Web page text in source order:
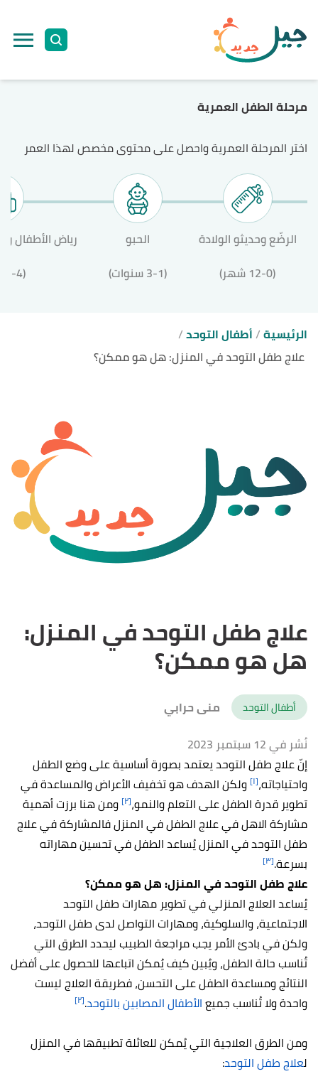
مرحلة الطفل العمرية
اختر المرحلة العمرية واحصل على محتوى مخصص لهذا العمر
الرضّع وحديثو الولادة
(12-0 شهر)
الحبو
(3-1 سنوات)
رياض الأطفال
(12-4 سنة)
الرئيسية أطفال التوحد
علاج طفل التوحد في المنزل: هل هو ممكن؟
علاج طفل التوحد في المنزل:
هل هو ممكن؟
أطفال التوحد
منى حرابي
نُشر في 12 سبتمبر 2023
إنّ علاج طفل التوحد يعتمد بصورة أساسية على وضع الطفل
واحتياجاته،[١] ولكن الهدف هو تخفيف الأعراض والمساعدة في
تطوير قدرة الطفل على التعلم والنمو،[٢]
ومن هنا برزت أهمية
مشاركة الاهل في علاج الطفل في المنزل فالمشاركة في علاج
طفل التوحد في المنزل يُساعد الطفل في تحسين مهاراته
بسرعة.[٣]
علاج طفل التوحد في المنزل: هل هو ممكن؟
يُساعد العلاج المنزلي في تطوير مهارات طفل التوحد
الاجتماعية، والسلوكية، ومهارات التواصل لدى طفل التوحد،
ولكن في بادئ الأمر يجب مراجعة الطبيب ليحدد الطرق التي
تُناسب حالة الطفل، ويُبين كيف يُمكن اتباعها للحصول على أفضل
النتائج ومساعدة الطفل على التحسن، فطريقة العلاج ليست
واحدة ولا تُناسب جميعالأطفال المصابين بالتوحد.[٢]
ومن الطرق العلاجية التي يُمكن للعائلة تطبيقها في المنزل
لعلاج طفل التوحد: